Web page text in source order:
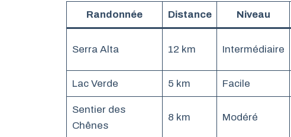
Randonnée Distance Niveau
Serra Alta 12 km Intermédiaire
Lac Verde 5 km Facile
Sentier des
Chênes
8 km Modéré